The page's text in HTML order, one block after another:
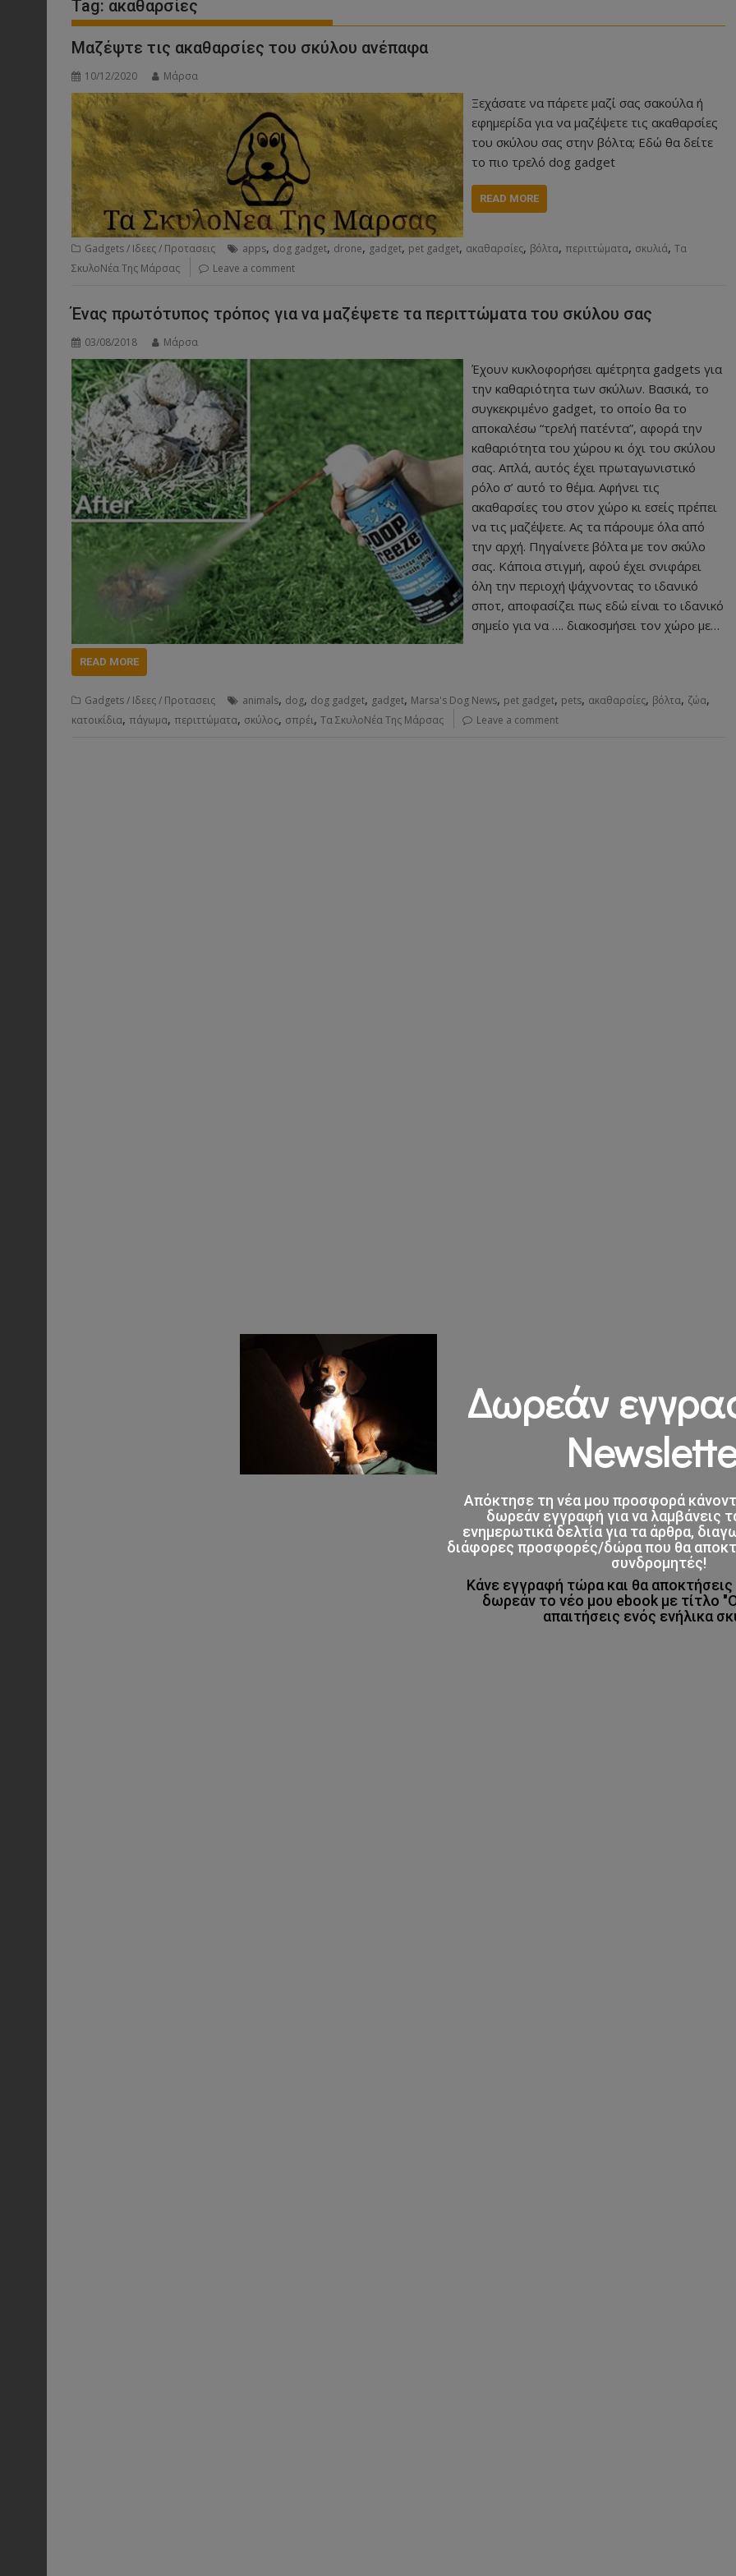
Tag: ακαθαρσίες
Μαζέψτε τις ακαθαρσίες του σκύλου ανέπαφα
10/12/2020 Μάρσα
Ξεχάσατε να πάρετε μαζί σας σακούλα ή
εφημερίδα για να μαζέψετε τις ακαθαρσίες
του σκύλου σας στην βόλτα; Εδώ θα δείτε
το πιο τρελό dog gadget
READ MORE
Gadgets / Ιδεες / Προτασεις apps, dog gadget, drone, gadget, pet gadget, ακαθαρσίες, βόλτα, περιττώματα, σκυλιά, Τα
ΣκυλοΝέα Της Μάρσας
Leave a comment
Ένας πρωτότυπος τρόπος για να μαζέψετε τα περιττώματα του σκύλου σας
03/08/2018 Μάρσα
Έχουν κυκλοφορήσει αμέτρητα gadgets για
την καθαριότητα των σκύλων. Βασικά, το
συγκεκριμένο gadget, το οποίο θα το
αποκαλέσω “τρελή πατέντα”, αφορά την
καθαριότητα του χώρου κι όχι του σκύλου
σας. Απλά, αυτός έχει πρωταγωνιστικό
ρόλο σ’ αυτό το θέμα. Αφήνει τις
ακαθαρσίες του στον χώρο κι εσείς πρέπει
να τις μαζέψετε. Ας τα πάρουμε όλα από
την αρχή. Πηγαίνετε βόλτα με τον σκύλο
σας. Κάποια στιγμή, αφού έχει σνιφάρει
όλη την περιοχή ψάχνοντας το ιδανικό
σποτ, αποφασίζει πως εδώ είναι το ιδανικό
σημείο για να …. διακοσμήσει τον χώρο με…
READ MORE
Gadgets / Ιδεες / Προτασεις animals, dog, dog gadget, gadget, Marsa's Dog News, pet gadget, pets, ακαθαρσίες, βόλτα, ζώα,
κατοικίδια, πάγωμα, περιττώματα, σκύλος, σπρέι, Τα ΣκυλοΝέα Της Μάρσας Leave a comment
Δωρεάν
Απόκτησε τη νέα μου προσφορά
δωρεάν εγγραφή για να λαμβάνεις
ενημερωτικά δελτία για τα άρθρα,
διάφορες προσφορές/δώρα που θα
συνδρομητές!
Κάνε εγγραφή τώρα και θα
δωρεάν το νέο μου ebook με τίτλο
απαιτήσεις ενός ενήλικα